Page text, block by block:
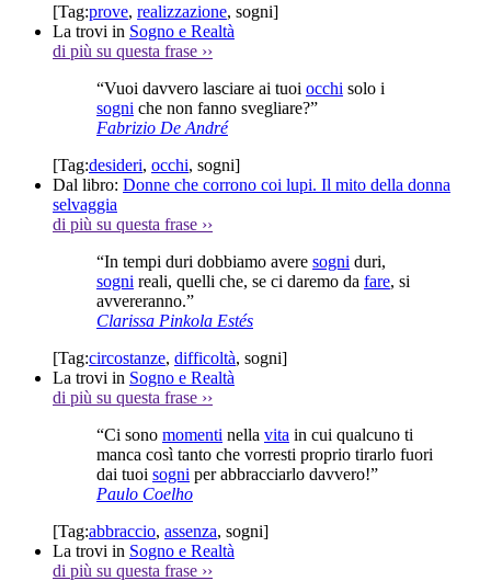
[Tag:prove, realizzazione, sogni]
La trovi in Sogno e Realtà
di più su questa frase ››
“Vuoi davvero lasciare ai tuoi occhi solo i
sogni che non fanno svegliare?”
Fabrizio De André
[Tag:desideri, occhi, sogni]
Dal libro: Donne che corrono coi lupi. Il mito della donna
selvaggia
di più su questa frase ››
“In tempi duri dobbiamo avere sogni duri,
sogni reali, quelli che, se ci daremo da fare, si
avvereranno.”
Clarissa Pinkola Estés
[Tag:circostanze, difficoltà, sogni]
La trovi in Sogno e Realtà
di più su questa frase ››
“Ci sono momenti nella vita in cui qualcuno ti
manca così tanto che vorresti proprio tirarlo fuori
dai tuoi sogni per abbracciarlo davvero!”
Paulo Coelho
[Tag:abbraccio, assenza, sogni]
La trovi in Sogno e Realtà
di più su questa frase ››